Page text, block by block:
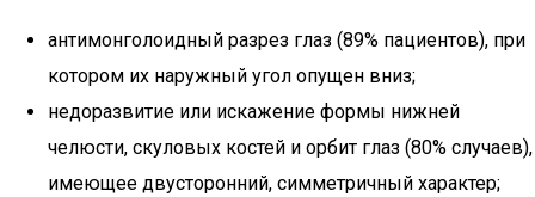
антимонголоидный разрез глаз (89% пациентов), при
котором их наружный угол опущен вниз;
недоразвитие или искажение формы нижней
челюсти, скуловых костей и орбит глаз (80% случаев),
имеющее двусторонний, симметричный характер;